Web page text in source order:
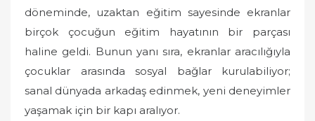
döneminde, uzaktan eğitim sayesinde ekranlar
birçok çocuğun eğitim hayatının bir parçası
haline geldi. Bunun yanı sıra, ekranlar aracılığıyla
çocuklar arasında sosyal bağlar kurulabiliyor;
sanal dünyada arkadaş edinmek, yeni deneyimler
yaşamak için bir kapı aralıyor.